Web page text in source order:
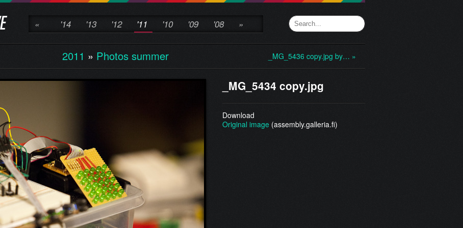
« '14 '13 '12 '11 '10 '09 '08 »
2011 » Photos summer _MG_5436 copy.jpg by… »
_MG_5434 copy.jpg
Download
Original image (assembly.galleria.fi)